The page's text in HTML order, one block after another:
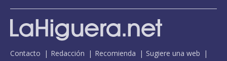
Contacto Redacción Recomienda
Sugiere una web